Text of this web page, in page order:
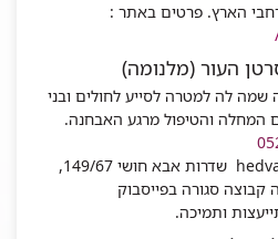
הארץ. פרטים באתר :
העור (מלנומה)
לה למטרה לסייע לחולים ובני
והטיפול מרגע האבחנה.
שדרות אבא חושי 149/67,
מפעילה קבוצה סגורה בפייסבוק
ותמיכה.